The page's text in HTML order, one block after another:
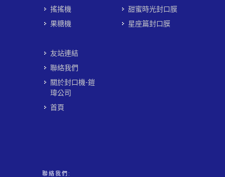
搖搖機
果糖機
甜蜜時光封口膜
星座篇封口膜
友站連結
聯絡我們
關於封口機-鎧
瑋公司
首頁
聯絡我們: